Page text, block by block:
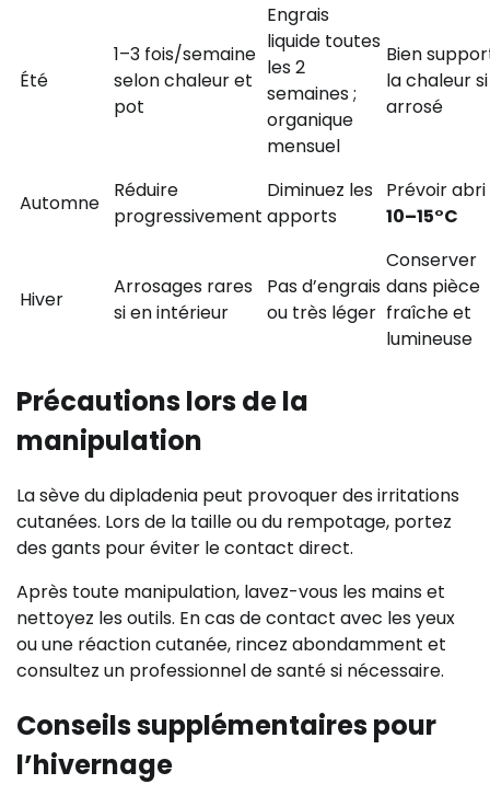
Été
1–3 fois/semaine
selon chaleur et
pot
Engrais
liquide toutes
les 2
semaines ;
organique
mensuel
Bien
la chaleur si
arrosé
Automne
Réduire
progressivement
Diminuez les
apports
Prévoir abri
10–15°C
Hiver
Arrosages rares
si en intérieur
Pas d’engrais
ou très léger
Conserver
dans pièce
fraîche et
lumineuse
Précautions lors de la
manipulation
La sève du dipladenia peut provoquer des irritations
cutanées. Lors de la taille ou du rempotage, portez
des gants pour éviter le contact direct.
Après toute manipulation, lavez-vous les mains et
nettoyez les outils. En cas de contact avec les yeux
ou une réaction cutanée, rincez abondamment et
consultez un professionnel de santé si nécessaire.
Conseils supplémentaires pour
l’hivernage